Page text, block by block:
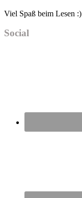
Viel Spaß beim Lesen :)
Social